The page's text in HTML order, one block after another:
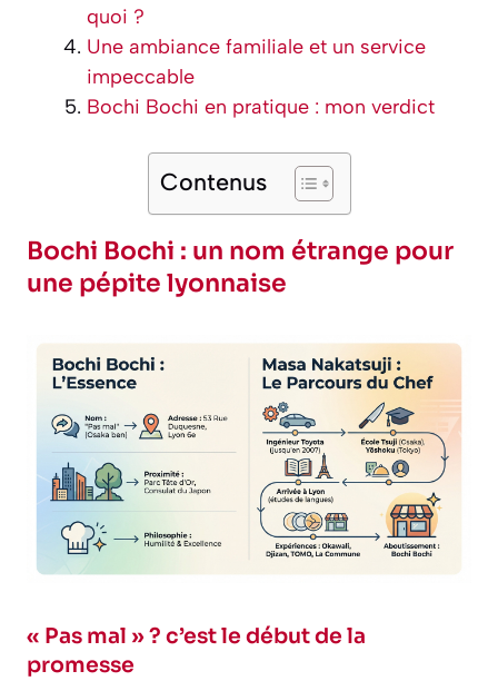
quoi ?
Une ambiance familiale et un service
impeccable
Bochi Bochi en pratique : mon verdict
Contenus
Bochi Bochi : un nom étrange pour
une pépite lyonnaise
« Pas mal » ? c’est le début de la
promesse